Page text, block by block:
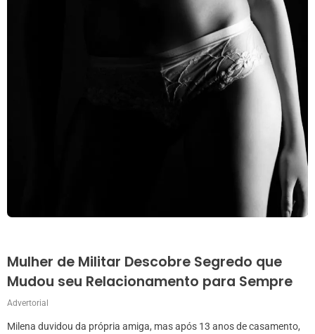
Mulher de Militar Descobre Segredo que
Mudou seu Relacionamento para Sempre
Advertorial
Milena duvidou da própria amiga, mas após 13 anos de casamento,